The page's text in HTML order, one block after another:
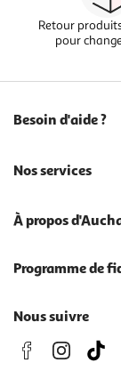
Retour
pour
Besoin d'aide ?
Nos services
À propos
Programme de
Nous suivre